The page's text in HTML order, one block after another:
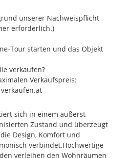
als Homeoffice, Fitnessbereich
nutzen lässt - perfekt für
Lebenskonzepten.
Ruhe, Stil und Qualität suchen
Ausstattung, Privatsphäre und
möchten.
km
unserer Nachweispflicht
erforderlich.)
Tour starten und das Objekt
verkaufen?
Verkaufspreis:
sich in einem äußerst
Zustand und überzeugt
Design, Komfort und
verbindet.Hochwertige
verleihen den Wohnräumen